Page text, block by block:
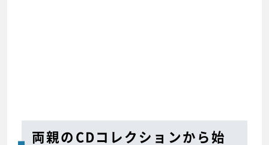
両親のCDコレクションから始